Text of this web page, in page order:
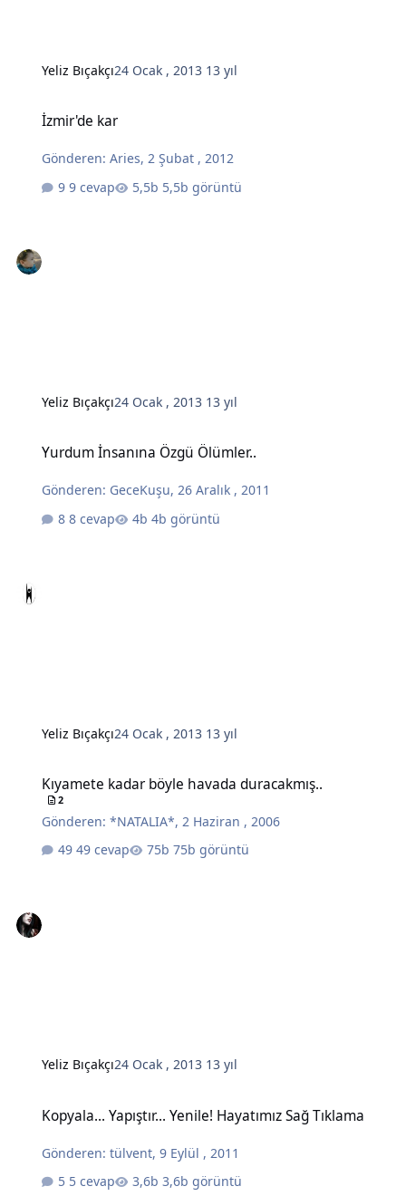
Yeliz Bıçakçı24 Ocak , 2013 13 yıl
İzmir'de kar
Gönderen:Aries,2 Şubat , 2012
9 cevap
5,5b görüntü
Yeliz Bıçakçı24 Ocak , 2013 13 yıl
Yurdum İnsanına Özgü Ölümler..
Gönderen: GeceKuşu,26 Aralık , 2011
8 cevap
4b görüntü
Yeliz Bıçakçı24 Ocak , 2013 13 yıl
Kıyamete kadar böyle havada duracakmış..
2
Gönderen:*NATALIA*,2 Haziran , 2006
49 cevap
75b görüntü
Yeliz Bıçakçı24 Ocak , 2013 13 yıl
Kopyala... Yapıştır... Yenile! Hayatımız Sağ Tıklama
Gönderen:tülvent,9 Eylül , 2011
5 cevap
3,6b görüntü